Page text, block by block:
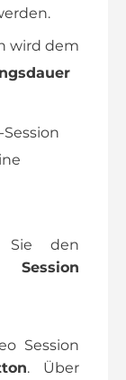
wird dem
Sie den
Session
. Über